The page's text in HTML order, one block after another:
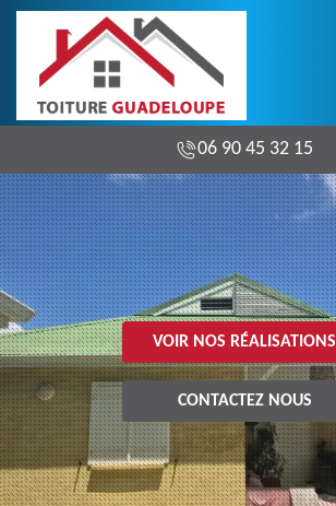
06 90 45 32 15
VOIR NOS RÉALISATIONS
CONTACTEZ NOUS